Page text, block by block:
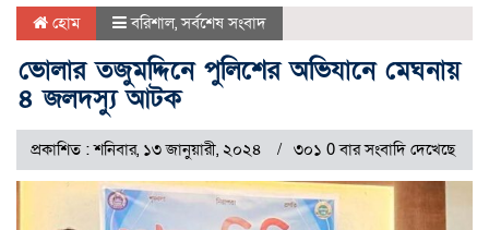
হোম বরিশাল,সর্বশেষ সংবাদ
ভোলার তজুমদ্দিনে পুলিশের অভিযানে মেঘনায়
৪ জলদস্যু আটক
প্রকাশিত : শনিবার, ১৩ জানুয়ারী, ২০২৪ ৩০১ 0 বার সংবাদি দেখেছে